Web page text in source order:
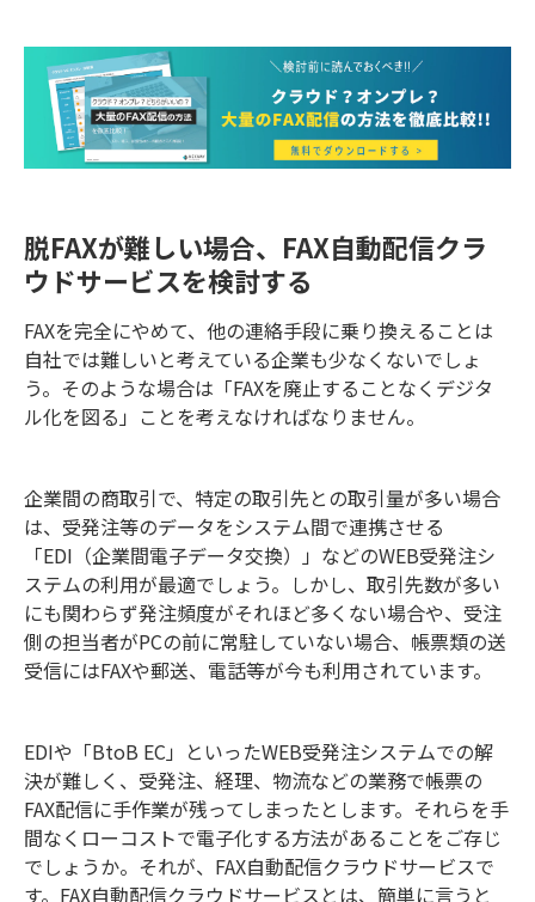
脱FAXが難しい場合、FAX自動配信クラ
ウドサービスを検討する
FAXを完全にやめて、他の連絡手段に乗り換えることは
自社では難しいと考えている企業も少なくないでしょ
う。そのような場合は「FAXを廃止することなくデジタ
ル化を図る」ことを考えなければなりません。
企業間の商取引で、特定の取引先との取引量が多い場合
は、受発注等のデータをシステム間で連携させる
「EDI（企業間電子データ交換）」などのWEB受発注シ
ステムの利用が最適でしょう。しかし、取引先数が多い
にも関わらず発注頻度がそれほど多くない場合や、受注
側の担当者がPCの前に常駐していない場合、帳票類の送
受信にはFAXや郵送、電話等が今も利用されています。
EDIや「BtoB EC」といったWEB受発注システムでの解
決が難しく、受発注、経理、物流などの業務で帳票の
FAX配信に手作業が残ってしまったとします。それらを手
間なくローコストで電子化する方法があることをご存じ
でしょうか。それが、FAX自動配信クラウドサービスで
す。FAX自動配信クラウドサービスとは、簡単に言うと